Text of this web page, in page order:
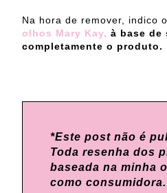
Na hora de remover, indico o
olhos Mary Kay, à base de
completamente o produto.
*Este post não é
Toda resenha dos
baseada na minha
como